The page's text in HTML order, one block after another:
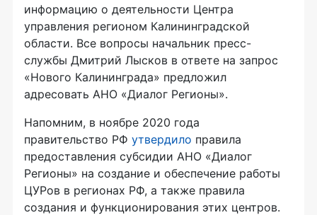
информацию о деятельности Центра
управления регионом Калининградской
области. Все вопросы начальник пресс-
службы Дмитрий Лысков в ответе на запрос
«Нового Калининграда» предложил
адресовать АНО «Диалог Регионы».
Напомним, в ноябре 2020 года
правительство РФ утвердило правила
предоставления субсидии АНО «Диалог
Регионы» на создание и обеспечение работы
ЦУРов в регионах РФ, а также правила
создания и функционирования этих центров.